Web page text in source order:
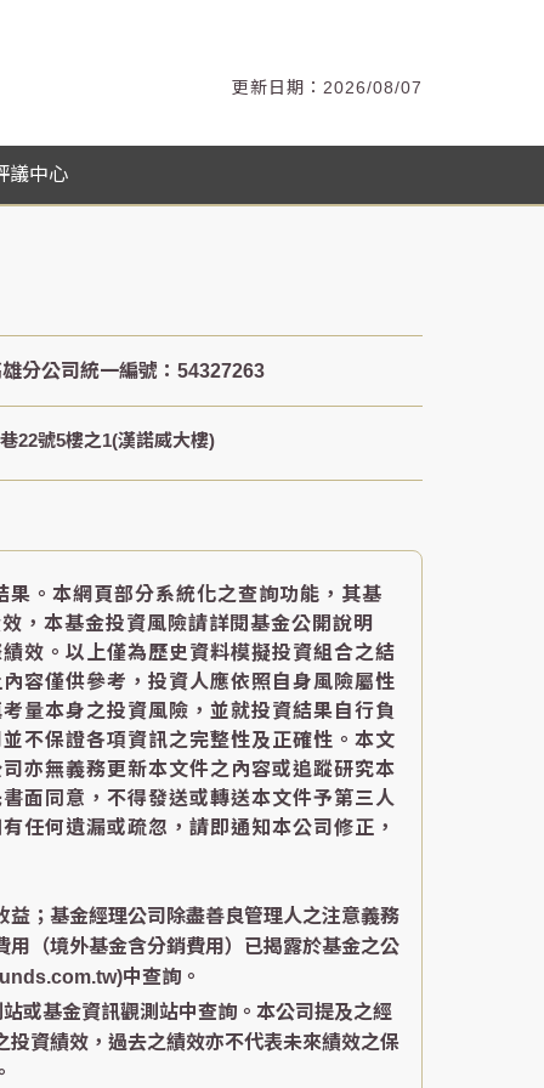
2026/08/07
議中心
22號5樓之1(漢諾威大樓)
。本網頁部分系統化之查詢功能，其基
，本基金投資風險請詳閱基金公開說明
效。以上僅為歷史資料模擬投資組合之結
容僅供參考，投資人應依照自身風險屬性
量本身之投資風險，並就投資結果自行負
不保證各項資訊之完整性及正確性。本文
亦無義務更新本文件之內容或追蹤研究本
面同意，不得發送或轉送本文件予第三人
任何遺漏或疏忽，請即通知本公司修正，
；基金經理公司除盡善良管理人之注意義務
（境外基金含分銷費用）已揭露於基金之公
中查詢。
或基金資訊觀測站中查詢。本公司提及之經
資績效，過去之績效亦不代表未來績效之保